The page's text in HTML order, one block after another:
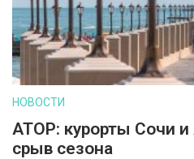
НОВОСТИ
АТОР: курорты Сочи
срыв сезона